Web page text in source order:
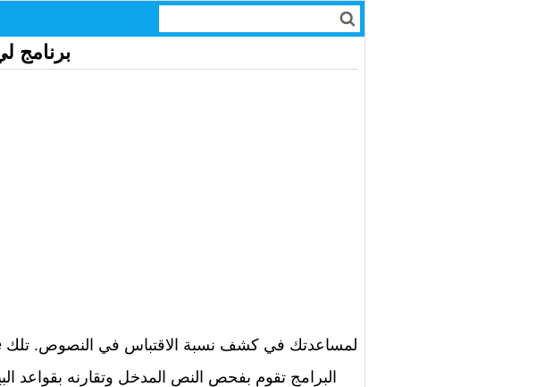
برنامج
البرامج تقوم بفحص النص المدخل وتقارنه بقواعد